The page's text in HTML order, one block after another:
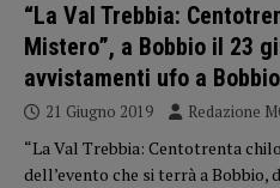
“La Val Trebbia:
Mistero”, a Bobbio il 23
avvistamenti ufo a Bobbio
21 Giugno 2019 Redazione
“La Val Trebbia: Centotrenta
dell’evento che si terrà a Bobbio,